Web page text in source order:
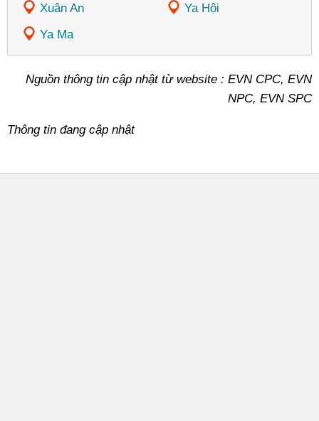
Xuân An
Ya Hội
Ya Ma
Nguồn thông tin cập nhật từ website : EVN CPC, EVN
NPC, EVN SPC
Thông tin đang cập nhật